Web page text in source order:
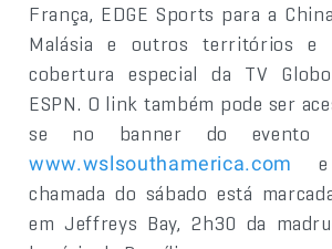
França, EDGE Sports para a
Malásia e outros territórios e
cobertura especial da TV
ESPN. O link também pode ser
se no banner do evento
www.wslsouthamerica.com
e
chamada do sábado está
em Jeffreys Bay, 2h30 da